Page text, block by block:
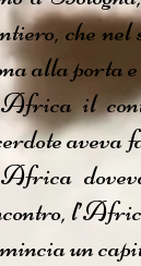
che nel
alla porta
il
aveva
un